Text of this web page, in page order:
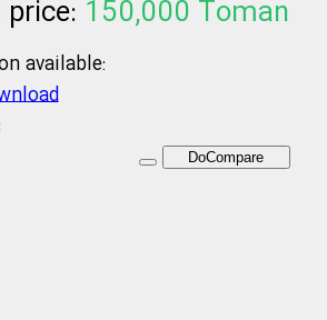
150,000 Toman
available:
DoCompare